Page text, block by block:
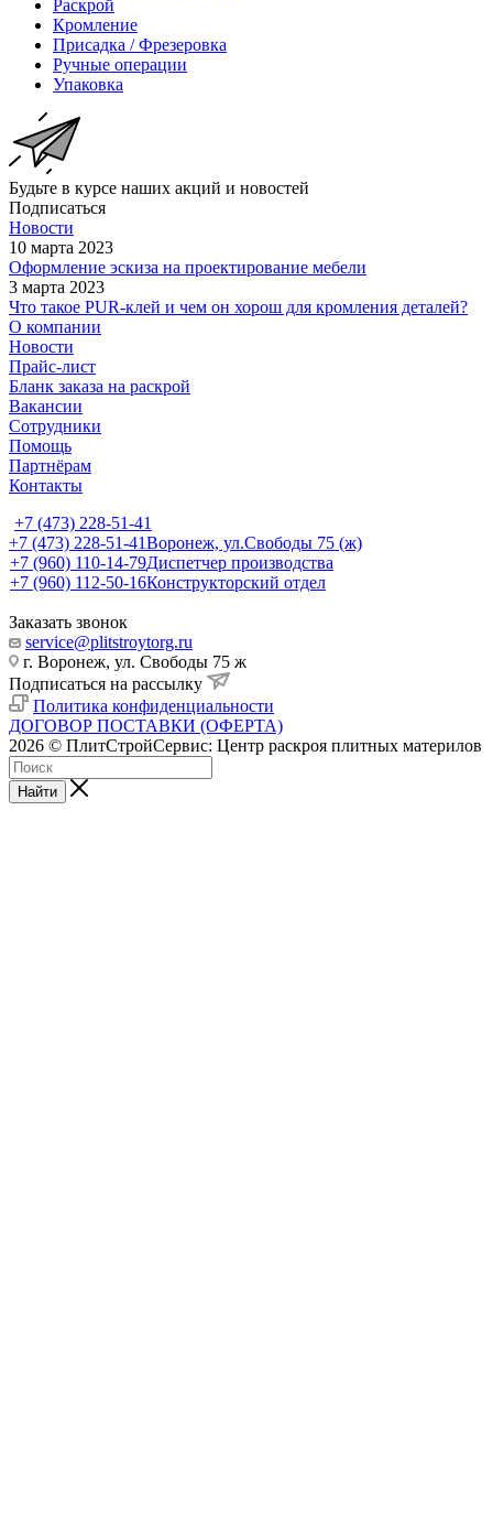
Раскрой
Кромление
Присадка / Фрезеровка
Ручные операции
Упаковка
Будьте в курсе наших акций и новостей
Подписаться
Новости
10 марта 2023
Оформление эскиза на проектирование мебели
3 марта 2023
Что такое PUR-клей и чем он хорош для кромления деталей?
О компании
Новости
Прайс-лист
Бланк заказа на раскрой
Вакансии
Сотрудники
Помощь
Партнёрам
Контакты
+7 (473) 228-51-41
+7 (473) 228-51-41Воронеж, ул.Свободы 75 (ж)
+7 (960) 110-14-79Диспетчер производства
+7 (960) 112-50-16Конструкторский отдел
Заказать звонок
service@plitstroytorg.ru
г. Воронеж, ул. Свободы 75 ж
Подписаться на рассылку
Политика конфиденциальности
ДОГОВОР ПОСТАВКИ (ОФЕРТА)
2026 © ПлитСтройСервис: Центр раскроя плитных материлов
Найти